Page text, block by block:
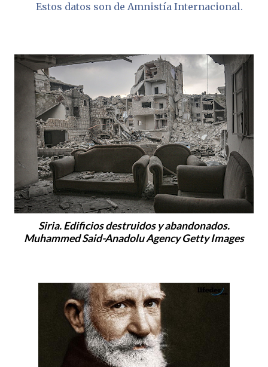
Estos datos son de Amnistía Internacional.
Siria. Edificios destruidos y abandonados.
Muhammed Said-Anadolu Agency Getty Images